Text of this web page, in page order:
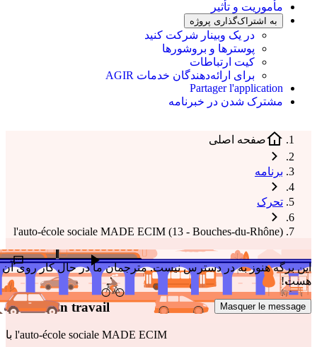
مأموریت و تأثیر
به اشتراک‌گذاری پروژه
در یک وبینار شرکت کنید
پوسترها و بروشورها
کیت ارتباطات
برای ارائه‌دهندگان خدمات AGIR
Partager l'application
مشترک شدن در خبرنامه
صفحه اصلی
برنامه
تحرک
l'auto-école sociale MADE ECIM (13 - Bouches-du-Rhône)
این برگه هنوز به در دسترس نیست. مترجمان ما در حال کار روی آن
هست!
Masquer le message
ارسال پیشنهاد برای بهبود گوش بدهید
Préparer le code de la route et passer le permis pour
trouver un travail
با l'auto-école sociale MADE ECIM